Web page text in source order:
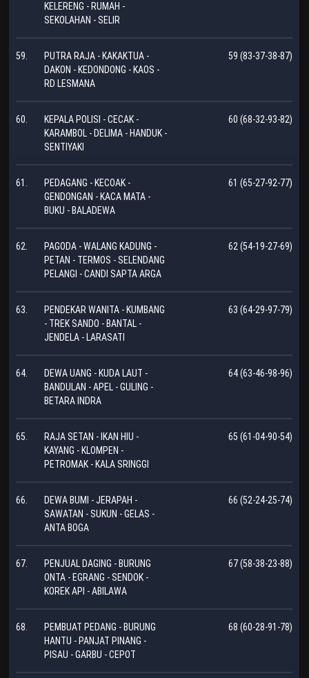
KELERENG - RUMAH -
SEKOLAHAN - SELIR
59.
PUTRA RAJA - KAKAKTUA -
DAKON - KEDONDONG - KAOS -
RD LESMANA
59 (83-37-38-87)
60.
KEPALA POLISI - CECAK -
KARAMBOL - DELIMA - HANDUK -
SENTIYAKI
60 (68-32-93-82)
61.
PEDAGANG - KECOAK -
GENDONGAN - KACA MATA -
BUKU - BALADEWA
61 (65-27-92-77)
62.
PAGODA - WALANG KADUNG -
PETAN - TERMOS - SELENDANG
PELANGI - CANDI SAPTA ARGA
62 (54-19-27-69)
63.
PENDEKAR WANITA - KUMBANG
- TREK SANDO - BANTAL -
JENDELA - LARASATI
63 (64-29-97-79)
64.
DEWA UANG - KUDA LAUT -
BANDULAN - APEL - GULING -
BETARA INDRA
64 (63-46-98-96)
65.
RAJA SETAN - IKAN HIU -
KAYANG - KLOMPEN -
PETROMAK - KALA SRINGGI
65 (61-04-90-54)
66.
DEWA BUMI - JERAPAH -
SAWATAN - SUKUN - GELAS -
ANTA BOGA
66 (52-24-25-74)
67.
PENJUAL DAGING - BURUNG
ONTA - EGRANG - SENDOK -
KOREK API - ABILAWA
67 (58-38-23-88)
68.
PEMBUAT PEDANG - BURUNG
HANTU - PANJAT PINANG -
PISAU - GARBU - CEPOT
68 (60-28-91-78)